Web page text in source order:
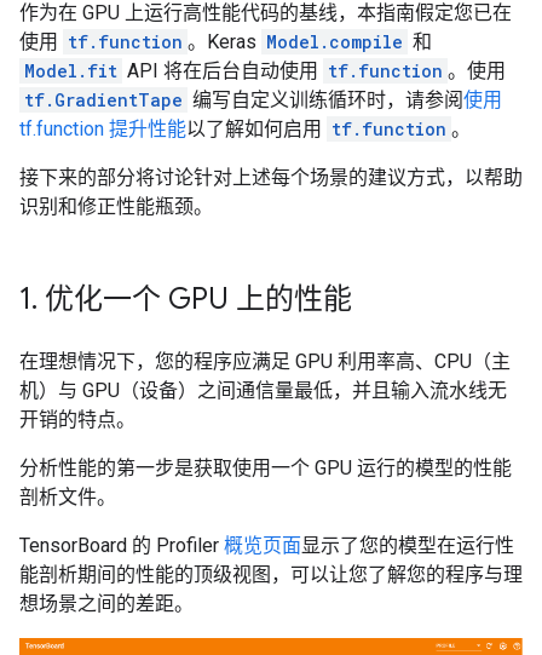
作为在 GPU 上运行高性能代码的基线，本指南假定您已在
使用
tf.function 。Keras Model.compile 和
Model.fit API 将在后台自动使用 tf.function 。使用
tf.GradientTape 编写自定义训练循环时，请参阅使用
tf.function 提升性能以了解如何启用 tf.function 。
接下来的部分将讨论针对上述每个场景的建议方式，以帮助
识别和修正性能瓶颈。
1. 优化一个 GPU 上的性能
在理想情况下，您的程序应满足 GPU 利用率高、CPU（主
机）与 GPU（设备）之间通信量最低，并且输入流水线无
开销的特点。
分析性能的第一步是获取使用一个 GPU 运行的模型的性能
剖析文件。
TensorBoard 的 Profiler 概览页面显示了您的模型在运行性
能剖析期间的性能的顶级视图，可以让您了解您的程序与理
想场景之间的差距。